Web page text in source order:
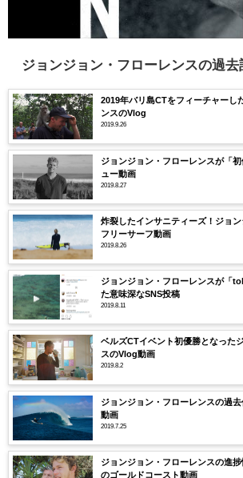
ジョンジョン・フローレンスの過去
2019年バリ島CTをフィーチャーし
ンスのVlog
2019.9.26
ジョンジョン・フローレンスが「
ュー動画
2019.8.27
炸裂したインサニティーズ！ジョ
フリーサーフ動画
2019.8.26
ジョンジョン・フローレンスが「
た意味深なSNS投稿
2019.8.11
ベルズCTイベント初優勝となった
スのVlog動画
2019.8.2
ジョンジョン・フローレンスの過
動画
2019.7.25
ジョンジョン・フローレンスの進
のゴールドコースト動画